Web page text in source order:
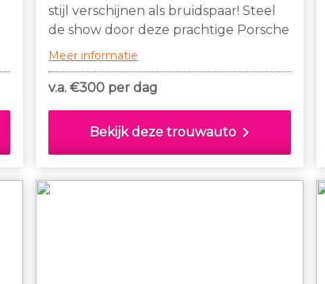
stijl verschijnen als bruidspaar! Steel
de show door deze prachtige Porsche
911 cabriolet te gebruiken als
trouwauto!
Meer informatie
v.a. €300 per dag
Bekijk deze trouwautochevron_right